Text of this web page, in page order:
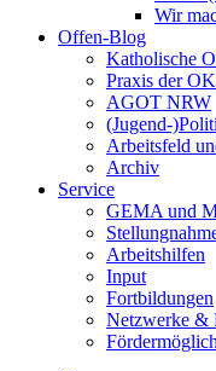
Wir
Offen-Blog
Katholische
Praxis der
AGOT NRW
(Jugend-
Arbeitsfeld
Archiv
Service
GEMA und
Arbeitshilfen
Input
Fortbildungen
Netzwerke &